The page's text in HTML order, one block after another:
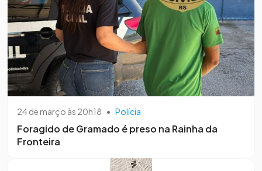
24 de março às 20h18 • Polícia
Foragido de Gramado é preso na Rainha da
Fronteira